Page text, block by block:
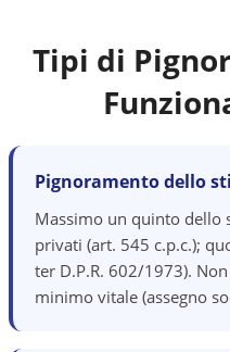
Tipi di
Pignoramento dello
Massimo un quinto dello
privati (art. 545 c.p.c.);
ter D.P.R. 602/1973).
minimo vitale (assegno